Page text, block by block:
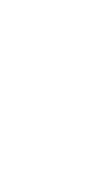
familiares de